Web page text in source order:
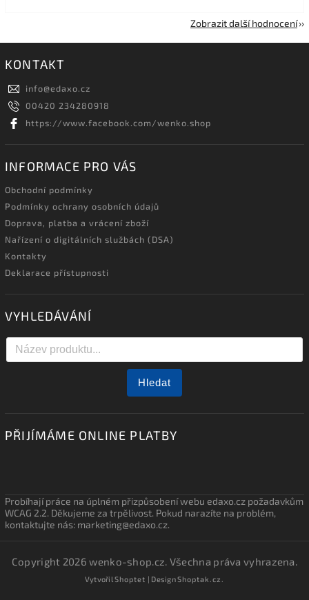
Zobrazit další hodnocení
KONTAKT
info@edaxo.cz
00420 234280918
https://www.facebook.com/wenko.shop
INFORMACE PRO VÁS
Obchodní podmínky
Podmínky ochrany osobních údajů
Doprava, platba a vrácení zboží
Nařízení o digitálních službách (DSA)
Kontakty
Deklarace přístupnosti
VYHLEDÁVÁNÍ
Hledat
PŘIJÍMÁME ONLINE PLATBY
Probíhají práce na úplném přizpůsobení webu edaxo.cz požadavkům
WCAG 2.2. Děkujeme za trpělivost. Pokud narazíte na problém,
kontaktujte nás: marketing@edaxo.cz.
Copyright 2026wenko-shop.cz. Všechna práva vyhrazena.
VytvořilShoptet | DesignShoptak.cz.